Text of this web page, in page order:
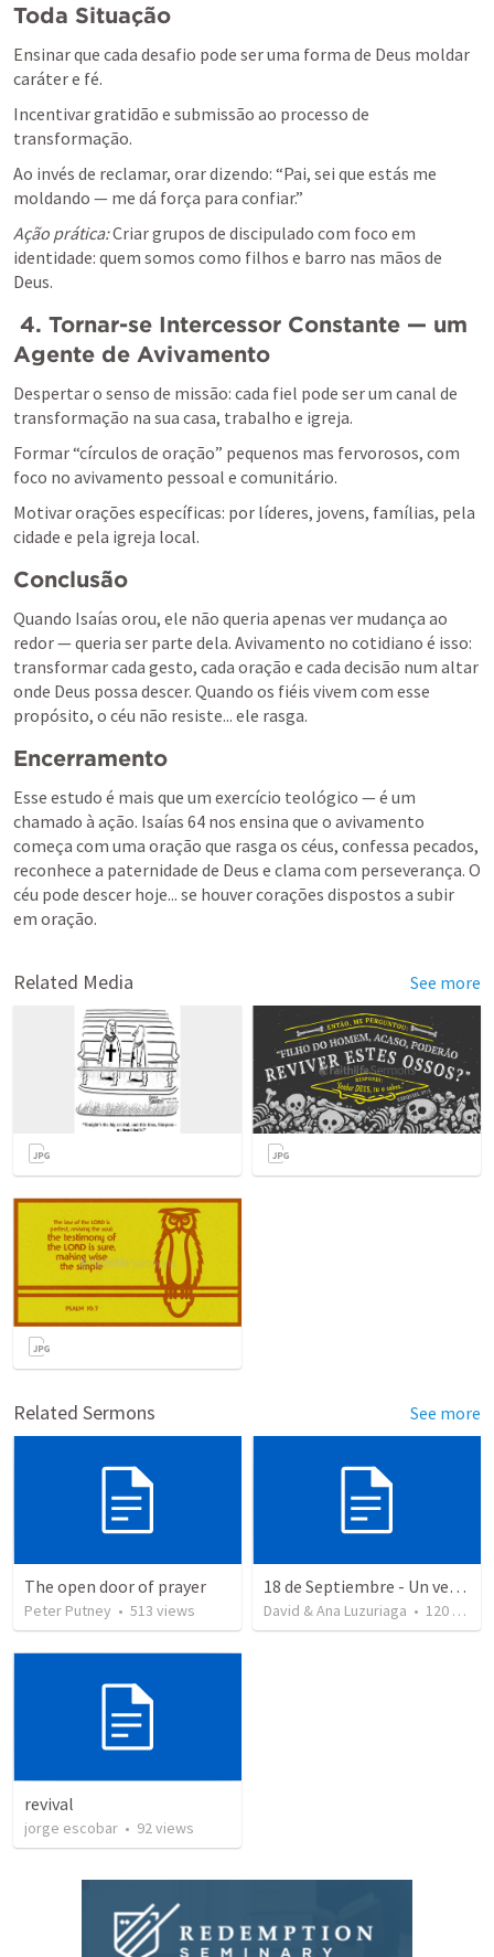
Toda Situação
Ensinar que cada desafio pode ser uma forma de Deus moldar
caráter e fé.
Incentivar gratidão e submissão ao processo de
transformação.
Ao invés de reclamar, orar dizendo: “Pai, sei que estás me
moldando — me dá força para confiar.”
Ação prática: Criar grupos de discipulado com foco em
identidade: quem somos como filhos e barro nas mãos de
Deus.
4. Tornar-se Intercessor Constante — um
Agente de Avivamento
Despertar o senso de missão: cada fiel pode ser um canal de
transformação na sua casa, trabalho e igreja.
Formar “círculos de oração” pequenos mas fervorosos, com
foco no avivamento pessoal e comunitário.
Motivar orações específicas: por líderes, jovens, famílias, pela
cidade e pela igreja local.
Conclusão
Quando Isaías orou, ele não queria apenas ver mudança ao
redor — queria ser parte dela. Avivamento no cotidiano é isso:
transformar cada gesto, cada oração e cada decisão num altar
onde Deus possa descer. Quando os fiéis vivem com esse
propósito, o céu não resiste... ele rasga.
Encerramento
Esse estudo é mais que um exercício teológico — é um
chamado à ação. Isaías 64 nos ensina que o avivamento
começa com uma oração que rasga os céus, confessa pecados,
reconhece a paternidade de Deus e clama com perseverança. O
céu pode descer hoje... se houver corações dispostos a subir
em oração.
Related Media See more
Related Sermons See more
The open door of prayer
Peter Putney • 513 views
18 de Septiembre - Un verdadero patriota - Salmo 85
David & Ana Luzuriaga • 120 views
revival
jorge escobar • 92views